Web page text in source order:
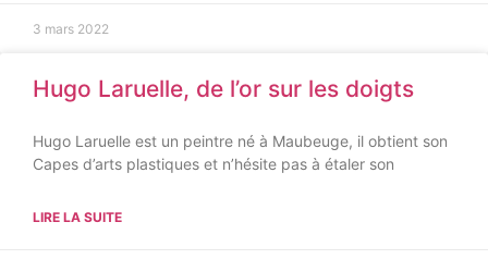
3 mars 2022
Hugo Laruelle, de l’or sur les doigts
Hugo Laruelle est un peintre né à Maubeuge, il obtient son
Capes d’arts plastiques et n’hésite pas à étaler son
LIRE LA SUITE